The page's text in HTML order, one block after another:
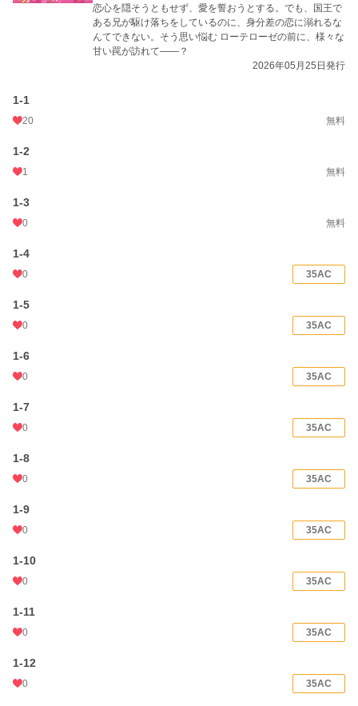
1,509 pt (18,859 位)
20,906 pt (19,526 位)
恋心を隠そうともせず、愛を誓おうとする。でも、国王で
ある兄が駆け落ちをしているのに、身分差の恋に溺れるな
んてできない。そう思い悩む ローテローゼの前に、様々な
甘い罠が訪れて――？
2026年05月25日発行
1-1
20 無料
1-2
1 無料
1-3
0 無料
1-4
0 35AC
1-5
0 35AC
1-6
0 35AC
1-7
0 35AC
1-8
0 35AC
1-9
0 35AC
1-10
0 35AC
1-11
0 35AC
1-12
0 35AC